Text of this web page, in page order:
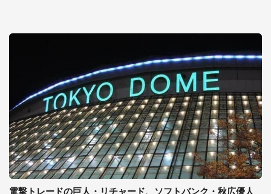
電撃トレードの巨人・リチャード、ソフトバンク・秋広優人